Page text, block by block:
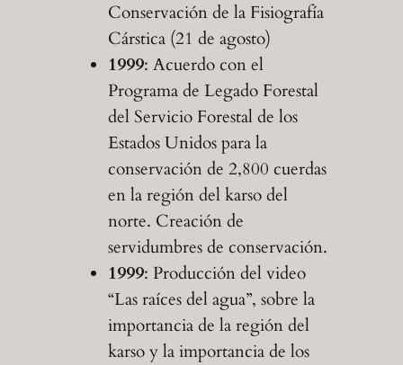
Conservación de la Fisiografía
Cárstica (21 de agosto)
1999: Acuerdo con el
Programa de Legado Forestal
del Servicio Forestal de los
Estados Unidos para la
conservación de 2,800 cuerdas
en la región del karso del
norte. Creación de
servidumbres de conservación.
1999: Producción del video
“Las raíces del agua”, sobre la
importancia de la región del
karso y la importancia de los